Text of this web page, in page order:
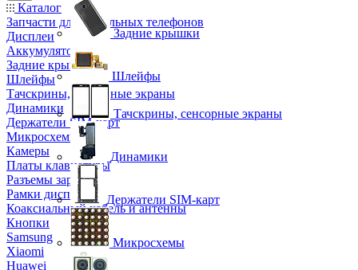
Каталог
Запчасти для мобильных телефонов
Дисплеи
Аккумуляторы
Задние крышки
Шлейфы
Тачскрины, сенсорные экраны
Динамики
Держатели SIM-карт
Микросхемы
Камеры
Платы клавиатуры
Разъемы зарядки
Рамки дисплея
Коаксиальный кабель и антенны
Кнопки
Samsung
Xiaomi
Huawei
Задние крышки
Шлейфы
Тачскрины, сенсорные экраны
Динамики
Держатели SIM-карт
Микросхемы